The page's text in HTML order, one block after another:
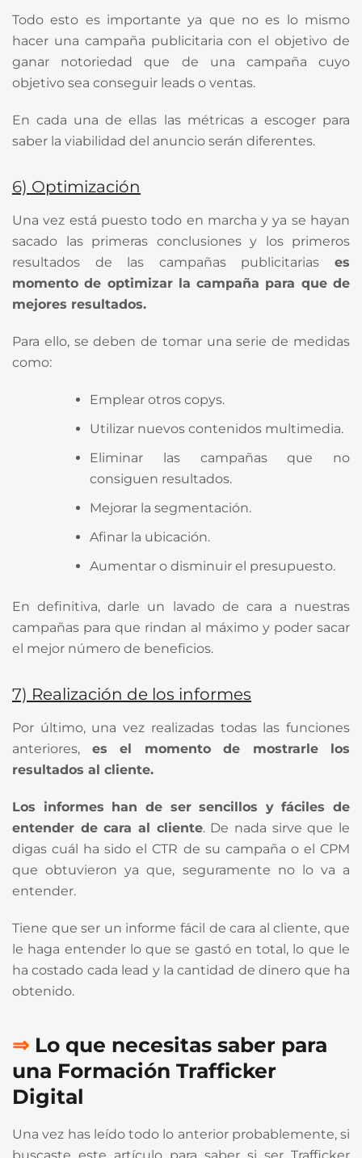
Todo esto es importante ya que no es lo mismo
hacer una campaña publicitaria con el objetivo de
ganar notoriedad que de una campaña cuyo
objetivo sea conseguir leads o ventas.
En cada una de ellas las métricas a escoger para
saber la viabilidad del anuncio serán diferentes.
6) Optimización
Una vez está puesto todo en marcha y ya se hayan
sacado las primeras conclusiones y los primeros
resultados de las campañas publicitarias es
momento de optimizar la campaña para que de
mejores resultados.
Para ello, se deben de tomar una serie de medidas
como:
Emplear otros copys.
Utilizar nuevos contenidos multimedia.
Eliminar las campañas que no
consiguen resultados.
Mejorar la segmentación.
Afinar la ubicación.
Aumentar o disminuir el presupuesto.
En definitiva, darle un lavado de cara a nuestras
campañas para que rindan al máximo y poder sacar
el mejor número de beneficios.
7) Realización de los informes
Por último, una vez realizadas todas las funciones
anteriores, es el momento de mostrarle los
resultados al cliente.
Los informes han de ser sencillos y fáciles de
entender de cara al cliente. De nada sirve que le
digas cuál ha sido el CTR de su campaña o el CPM
que obtuvieron ya que, seguramente no lo va a
entender.
Tiene que ser un informe fácil de cara al cliente, que
le haga entender lo que se gastó en total, lo que le
ha costado cada lead y la cantidad de dinero que ha
obtenido.
⇒ Lo que necesitas saber para
una Formación Trafficker
Digital
Una vez has leído todo lo anterior probablemente, si